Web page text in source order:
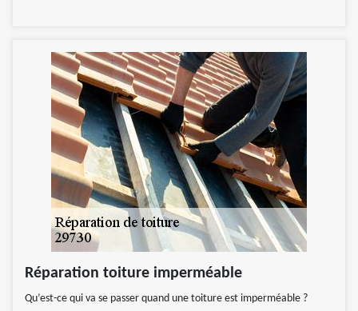
Réparation toiture imperméable
Qu’est-ce qui va se passer quand une toiture est imperméable ?